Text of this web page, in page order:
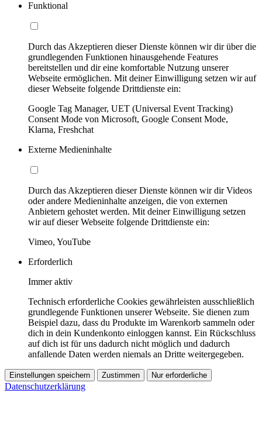
Funktional
Durch das Akzeptieren dieser Dienste können wir dir über die
grundlegenden Funktionen hinausgehende Features
bereitstellen und dir eine komfortable Nutzung unserer
Webseite ermöglichen. Mit deiner Einwilligung setzen wir auf
dieser Webseite folgende Drittdienste ein:
Google Tag Manager, UET (Universal Event Tracking)
Consent Mode von Microsoft, Google Consent Mode,
Klarna, Freshchat
Externe Medieninhalte
Durch das Akzeptieren dieser Dienste können wir dir Videos
oder andere Medieninhalte anzeigen, die von externen
Anbietern gehostet werden. Mit deiner Einwilligung setzen
wir auf dieser Webseite folgende Drittdienste ein:
Vimeo, YouTube
Erforderlich
Immer aktiv
Technisch erforderliche Cookies gewährleisten ausschließlich
grundlegende Funktionen unserer Webseite. Sie dienen zum
Beispiel dazu, dass du Produkte im Warenkorb sammeln oder
dich in dein Kundenkonto einloggen kannst. Ein Rückschluss
auf dich ist für uns dadurch nicht möglich und dadurch
anfallende Daten werden niemals an Dritte weitergegeben.
Einstellungen speichern Zustimmen Nur erforderliche
Datenschutzerklärung